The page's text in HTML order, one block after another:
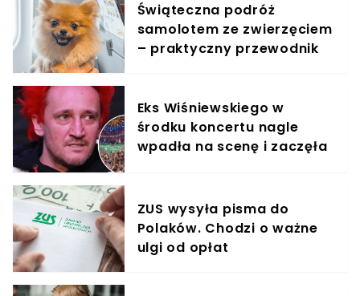
Świąteczna podróż
samolotem ze zwierzęciem
– praktyczny przewodnik
Eks Wiśniewskiego w
środku koncertu nagle
wpadła na scenę i zaczęła
ZUS wysyła pisma do
Polaków. Chodzi o ważne
ulgi od opłat